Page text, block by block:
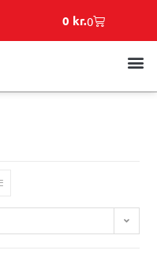
0 kr.0